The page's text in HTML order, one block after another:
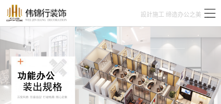
設計施工 缔造办公之美